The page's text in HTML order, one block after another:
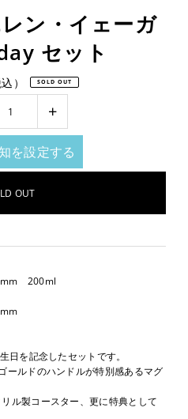
ン・イェーガ
セット
） SOLD OUT
+
を設定する
200ml
日を記念したセットです。
ールドのハンドルが特別感あるマグ
ル製コースター、更に特典として